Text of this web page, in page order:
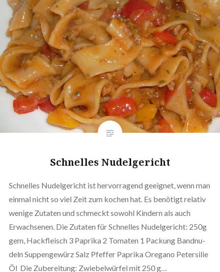
Schnelles Nudel­ge­richt
Schnelles Nudel­ge­richt ist her­vor­ra­gend geeignet, wenn man
einmal nicht so viel Zeit zum kochen hat. Es benötigt relativ
wenige Zutaten und schmeckt sowohl Kindern als auch
Erwach­se­nen. Die Zutaten für Schnelles Nudel­ge­richt: 250g
gem, Hack­fleisch 3 Paprika 2 Tomaten 1 Packung Band­nu­
deln Sup­pen­ge­würz Salz Pfeffer Paprika Oregano Peter­si­lie
Öl Die Zube­rei­tung: Zwie­bel­wür­fel mit 250 g…